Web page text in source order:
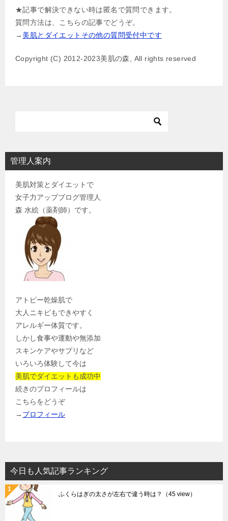
★記事で解決できない時は匿名で質問できます。
質問方法は、こちらの記事でどうぞ。
→ 美肌とダイエットその他の質問受付中です
Copyright (C) 2012-2023美肌の森, All rights reserved
管理人案内
美肌対策とダイエットで
女子力アップブログ管理人
森 水絵（薬剤師）です。
アトピー乾燥肌で
大人ニキビもできやすく
アレルギー体質です。
しかし食事や運動や無添加
スキンケアやサプリなど
いろいろ体験して今は
美肌でダイエットも成功中
続きのプロフィールは
こちらをどうぞ
→ プロフィール
今日も人気記事ランキング
ふくらはぎの太さが左右で違う時は？ （45 view）